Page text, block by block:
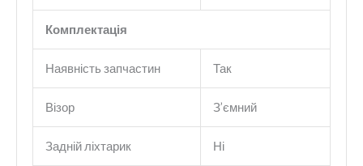
Комплектація
Наявність запчастин Так
Візор З’ємний
Задній ліхтарик Ні